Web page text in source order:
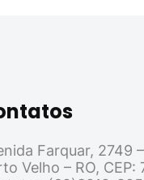
Farquar, 2749
Velho – RO, CEP: